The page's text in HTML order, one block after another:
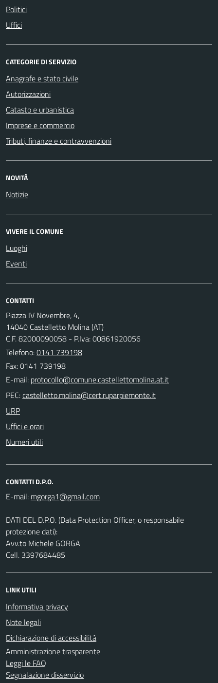
Politici
Uffici
CATEGORIE DI SERVIZIO
Anagrafe e stato civile
Autorizzazioni
Catasto e urbanistica
Imprese e commercio
Tributi, finanze e contravvenzioni
NOVITÀ
Notizie
VIVERE IL COMUNE
Luoghi
Eventi
CONTATTI
Piazza IV Novembre, 4,
14040 Castelletto Molina (AT)
C.F. 82000090058 - P.Iva: 00861920056
Telefono:0141 739198
Fax: 0141 739198
E-mail:
PEC:
URP
Uffici e orari
Numeri utili
CONTATTI D.P.O.
E-mail:
DATI DEL D.P.O. (Data Protection Officer, o responsabile
protezione dati):
Avv.to Michele GORGA
Cell. 3397684485
LINK UTILI
Informativa privacy
Note legali
Dichiarazione di accessibilità
Amministrazione trasparente
Leggi le FAQ
Segnalazione disservizio